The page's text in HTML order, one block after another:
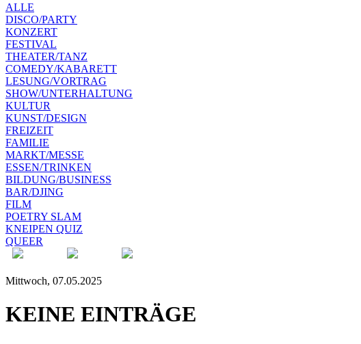
ALLE
DISCO/PARTY
KONZERT
FESTIVAL
THEATER/TANZ
COMEDY/KABARETT
LESUNG/VORTRAG
SHOW/UNTERHALTUNG
KULTUR
KUNST/DESIGN
FREIZEIT
FAMILIE
MARKT/MESSE
ESSEN/TRINKEN
BILDUNG/BUSINESS
BAR/DJING
FILM
POETRY SLAM
KNEIPEN QUIZ
QUEER
Mittwoch, 07.05.2025
KEINE EINTRÄGE